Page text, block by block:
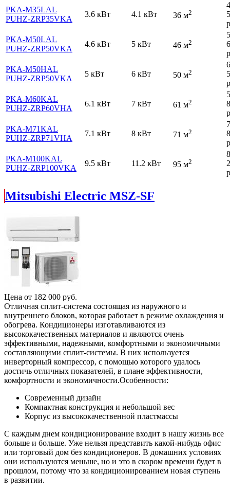
PKA-M35LAL
PUHZ-ZRP35VKA
3.6 кВт 4.1 кВт 36 м2
PKA-M50LAL
PUHZ-ZRP50VKA
4.6 кВт 5 кВт 46 м2
PKA-M50HAL
PUHZ-ZRP50VKA
5 кВт 6 кВт 50 м2
PKA-M60KAL
PUHZ-ZRP60VHA
6.1 кВт 7 кВт 61 м2
PKA-M71KAL
PUHZ-ZRP71VHA
7.1 кВт 8 кВт 71 м2
PKA-M100KAL
PUHZ-ZRP100VKA
9.5 кВт 11.2 кВт 95 м2
Mitsubishi Electric MSZ-SF
Цена от 182 000 руб.
Отличная сплит-система состоящая из наружного и
внутреннего блоков, которая работает в режиме охлаждения и
обогрева. Кондиционеры изготавливаются из
высококачественных материалов и являются очень
эффективными, надежными, комфортными и экономичными
составляющими сплит-системы. В них используется
инверторный компрессор, с помощью которого удалось
достичь отличных показателей, в плане эффективности,
комфортности и экономичности.Особенности:
Современный дизайн
Компактная конструкция и небольшой вес
Корпус из высококачественной пластмассы
С каждым днем кондиционирование входит в нашу жизнь все
больше и больше. Уже нельзя представить какой-нибудь офис
или торговый дом без кондиционеров. В домашних условиях
они используются меньше, но и это в скором времени будет в
прошлом, потому что за кондиционированием новая ступень
в развитии.